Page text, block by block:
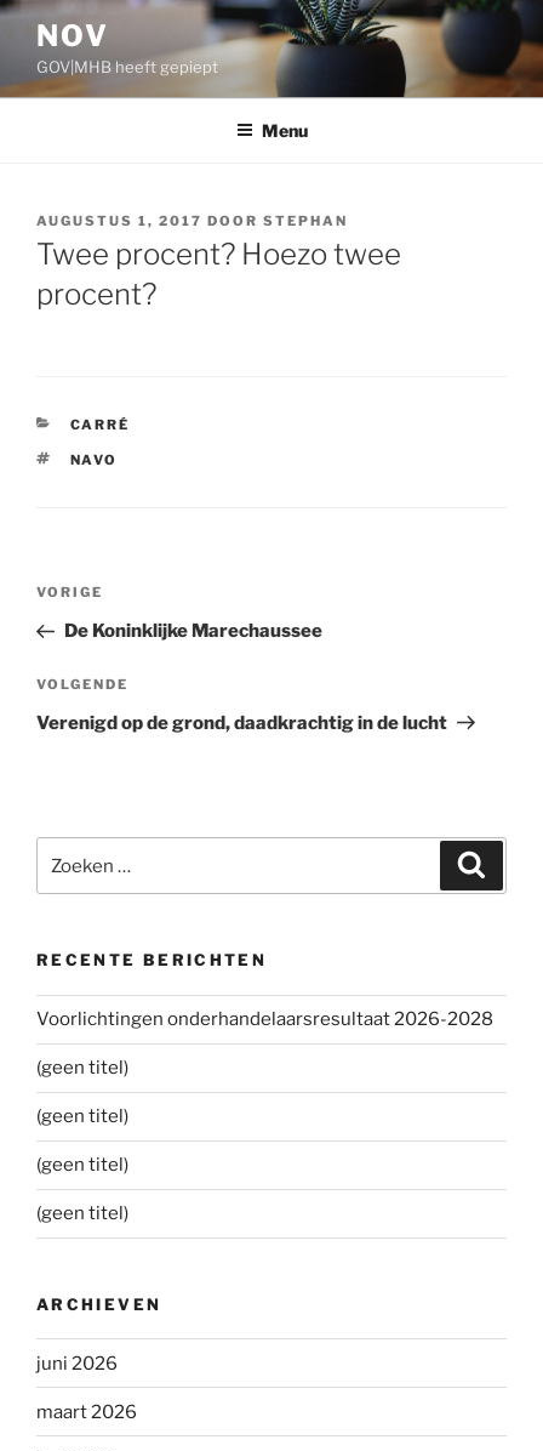
Ga
inhoud
NOV
GOV|MHB heeft gepiept
Menu
GEPLAATST
OP
AUGUSTUS 1, 2017 DOOR STEPHAN
Twee procent? Hoezo twee
procent?
CATEGORIEËN
CARRÉ
TAGS
NAVO
Bericht
Vorig
bericht
VORIGE
De Koninklijke Marechaussee
Volgend
bericht
VOLGENDE
Verenigd op de grond, daadkrachtig in de lucht
naar:
RECENTE BERICHTEN
Voorlichtingen onderhandelaarsresultaat 2026-2028
(geen titel)
(geen titel)
(geen titel)
(geen titel)
ARCHIEVEN
juni 2026
maart 2026